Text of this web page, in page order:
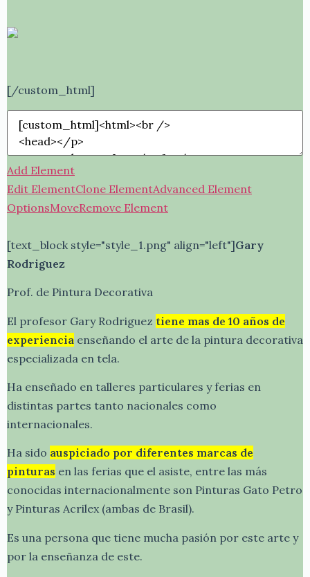
[/custom_html]
Add Element
Edit ElementClone ElementAdvanced Element
OptionsMoveRemove Element
[text_block style="style_1.png" align="left"]Gary
Rodriguez
Prof. de Pintura Decorativa
El profesor Gary Rodriguez tiene mas de 10 años de
experiencia enseñando el arte de la pintura decorativa
especializada en tela.
Ha enseñado en talleres particulares y ferias en
distintas partes tanto nacionales como
internacionales.
Ha sido auspiciado por diferentes marcas de
pinturas en las ferias que el asiste, entre las más
conocidas internacionalmente son Pinturas Gato Petro
y Pinturas Acrilex (ambas de Brasil).
Es una persona que tiene mucha pasión por este arte y
por la enseñanza de este.